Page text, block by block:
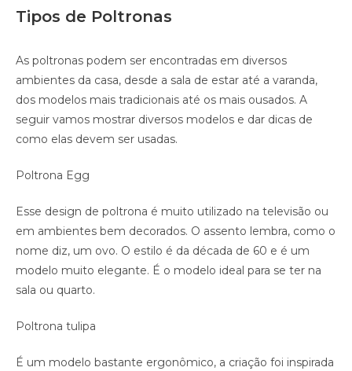
Tipos de Poltronas
As poltronas podem ser encontradas em diversos
ambientes da casa, desde a sala de estar até a varanda,
dos modelos mais tradicionais até os mais ousados. A
seguir vamos mostrar diversos modelos e dar dicas de
como elas devem ser usadas.
Poltrona Egg
Esse design de poltrona é muito utilizado na televisão ou
em ambientes bem decorados. O assento lembra, como o
nome diz, um ovo. O estilo é da década de 60 e é um
modelo muito elegante. É o modelo ideal para se ter na
sala ou quarto.
Poltrona tulipa
É um modelo bastante ergonômico, a criação foi inspirada